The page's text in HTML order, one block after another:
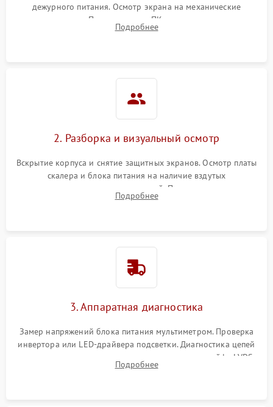
Неисправность системы
1000 ₽
защиты от замыкания
1000 ₽ Подробнее →
1000 ₽
Поломка системы защиты
дежурного питания. Осмотр экрана на механические
повреждения. Подключение к ПК для оценки вывода
изображения, работы подсветки и выявления артефактов на
Подробнее
2. Разборка и визуальный осмотр
Вскрытие корпуса и снятие защитных экранов. Осмотр платы
скалера и блока питания на наличие вздутых
конденсаторов, прогаров, окислений. Проверка надежности
контактов и целостности шлейфов матрицы.
Подробнее
3. Аппаратная диагностика
Замер напряжений блока питания мультиметром. Проверка
инвертора или LED-драйвера подсветки. Диагностика цепей
питания скалера и тестирование сигналов на шлейфе LVDS
Подробнее